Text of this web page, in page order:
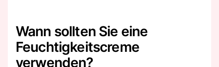
Wann sollten Sie eine
Feuchtigkeitscreme
verwenden?